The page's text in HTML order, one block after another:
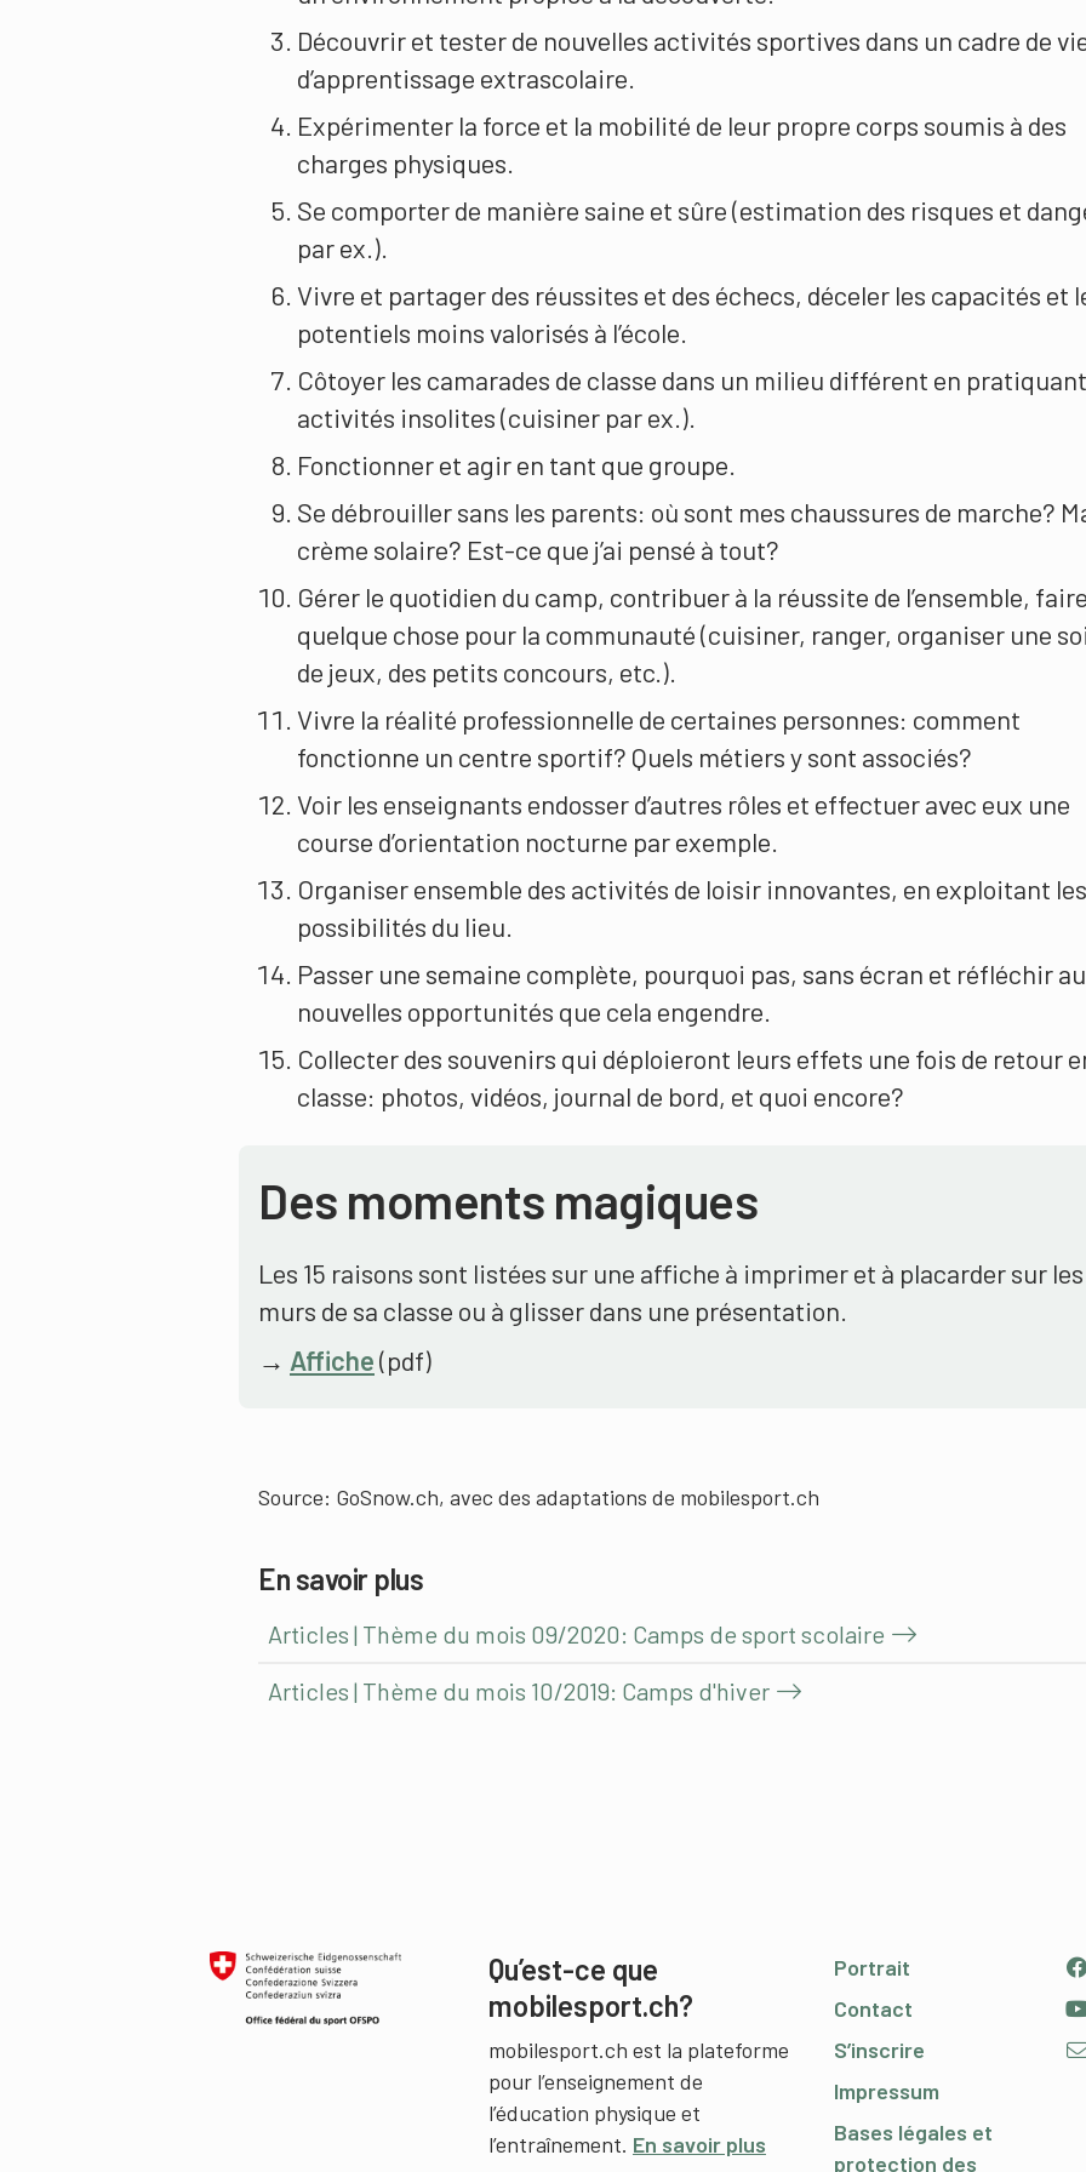
Découvrir et tester de nouvelles activités sportives dans un cadre de
d’apprentissage extrascolaire.
Expérimenter la force et la mobilité de leur propre corps soumis à des
charges physiques.
Se comporter de manière saine et sûre (estimation des risques et
par ex.).
Vivre et partager des réussites et des échecs, déceler les capacités et
potentiels moins valorisés à l’école.
Côtoyer les camarades de classe dans un milieu différent en
activités insolites (cuisiner par ex.).
Fonctionner et agir en tant que groupe.
Se débrouiller sans les parents: où sont mes chaussures de marche?
crème solaire? Est-ce que j’ai pensé à tout?
Gérer le quotidien du camp, contribuer à la réussite de l’ensemble, faire
quelque chose pour la communauté (cuisiner, ranger, organiser une
de jeux, des petits concours, etc.).
Vivre la réalité professionnelle de certaines personnes: comment
fonctionne un centre sportif? Quels métiers y sont associés?
Voir les enseignants endosser d’autres rôles et effectuer avec eux une
course d’orientation nocturne par exemple.
Organiser ensemble des activités de loisir innovantes, en exploitant les
possibilités du lieu.
Passer une semaine complète, pourquoi pas, sans écran et réfléchir
nouvelles opportunités que cela engendre.
Collecter des souvenirs qui déploieront leurs effets une fois de retour
classe: photos, vidéos, journal de bord, et quoi encore?
Des moments magiques
Les 15 raisons sont listées sur une affiche à imprimer et à placarder sur les
murs de sa classe ou à glisser dans une présentation.
→ Affiche(pdf)
Source: GoSnow.ch, avec des adaptations de mobilesport.ch
En savoir plus
Articles | Thème du mois 09/2020: Camps de sport scolaire
Articles | Thème du mois 10/2019: Camps d'hiver
Qu’est-ce que
mobilesport.ch?
mobilesport.ch est la plateforme
pour l’enseignement de
l’éducation physique et
l’entraînement. En savoir plus
Portrait
Contact
S’inscrire
Impressum
Bases légales et
protection des